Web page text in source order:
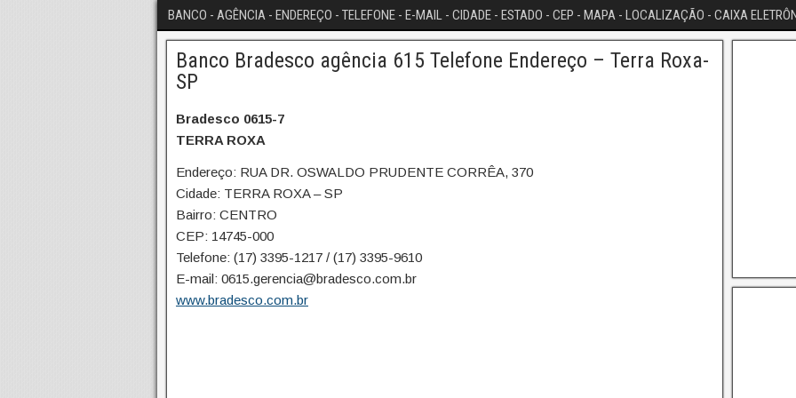
BANCO - AGÊNCIA - ENDEREÇO - TELEFONE - E-MAIL - CIDADE - ESTADO - CEP - MAPA - LOCALIZAÇÃO - CAIXA
Banco Bradesco agência 615 Telefone Endereço – Terra Roxa-
SP
Bradesco 0615-7
TERRA ROXA
Endereço: RUA DR. OSWALDO PRUDENTE CORRÊA, 370
Cidade: TERRA ROXA – SP
Bairro: CENTRO
CEP: 14745-000
Telefone: (17) 3395-1217 / (17) 3395-9610
E-mail: 0615.gerencia@bradesco.com.br
www.bradesco.com.br